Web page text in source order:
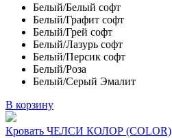
Белый/Белый софт
Белый/Графит софт
Белый/Грей софт
Белый/Лазурь софт
Белый/Персик софт
Белый/Роза
Белый/Серый Эмалит
В корзину
Кровать ЧЕЛСИ КОЛОР (COLOR)